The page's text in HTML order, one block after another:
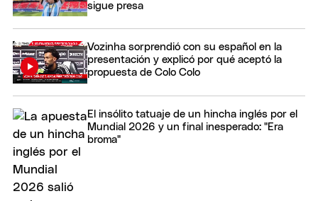
sigue presa
Vozinha sorprendió con su español en la
presentación y explicó por qué aceptó la
propuesta de Colo Colo
El insólito tatuaje de un hincha inglés por el
Mundial 2026 y un final inesperado: "Era
broma"